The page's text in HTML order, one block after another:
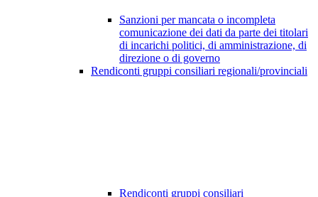
Sanzioni per mancata o incompleta
comunicazione dei dati da parte dei titolari
di incarichi politici, di amministrazione, di
direzione o di governo
Rendiconti gruppi consiliari regionali/provinciali
Rendiconti gruppi consiliari